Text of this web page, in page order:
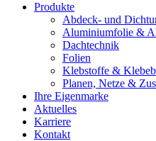
Produkte
Abdeck- und
Aluminiumfolie &
Dachtechnik
Folien
Klebstoffe &
Planen, Netze &
Ihre Eigenmarke
Aktuelles
Karriere
Kontakt